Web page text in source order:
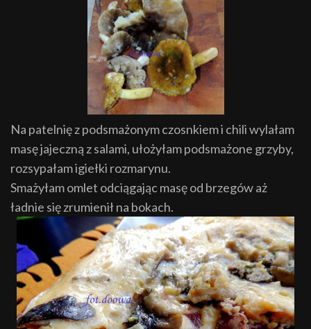
Na patelnię z podsmażonym czosnkiem i chili wylałam
masę jajeczną z salami, ułożyłam podsmażone grzyby,
rozsypałam igiełki rozmarynu.
Smażyłam omlet odciągając masę od brzegów aż
ładnie się zrumienił na bokach.